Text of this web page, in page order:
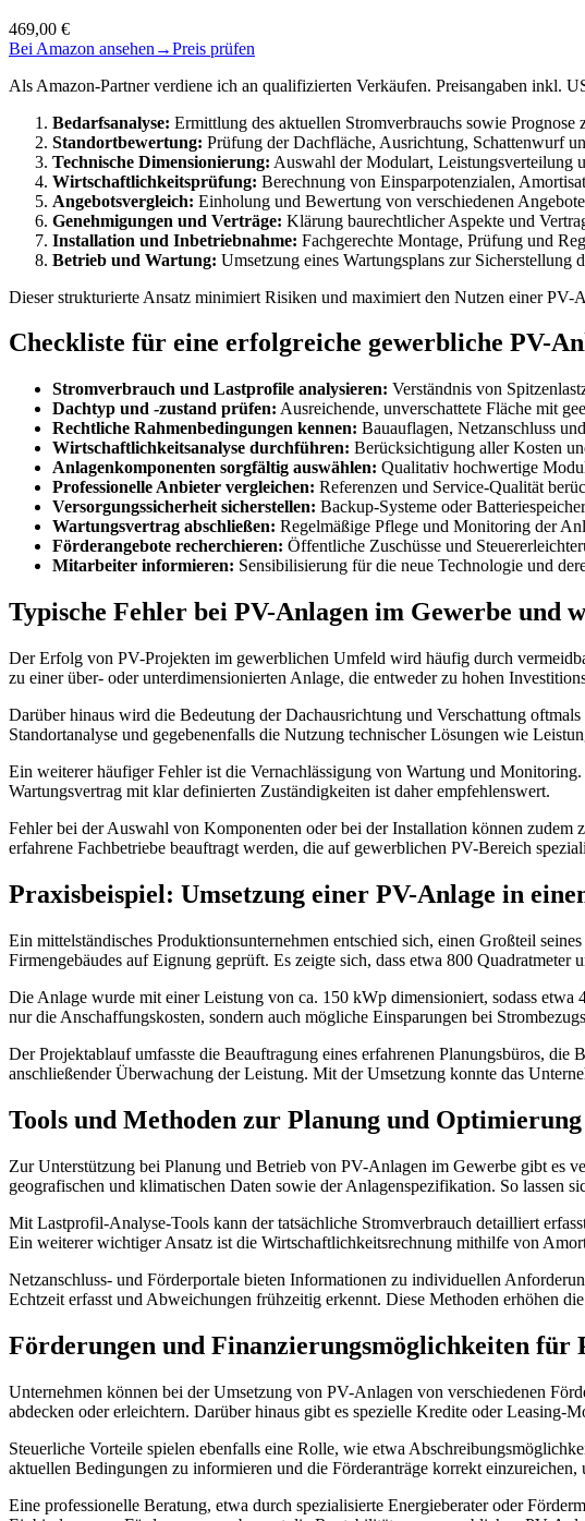
469,00 €
Bei Amazon ansehen →Preis prüfen
Als Amazon-Partner verdiene ich an qualifizierten Verkäufen. Preisangaben inkl.
Bedarfsanalyse: Ermittlung des aktuellen Stromverbrauchs sowie Prognose
Standortbewertung: Prüfung der Dachfläche, Ausrichtung, Schattenwurf
Technische Dimensionierung: Auswahl der Modulart, Leistungsverteilung
Wirtschaftlichkeitsprüfung: Berechnung von Einsparpotenzialen,
Angebotsvergleich: Einholung und Bewertung von verschiedenen
Genehmigungen und Verträge: Klärung baurechtlicher Aspekte und
Installation und Inbetriebnahme: Fachgerechte Montage, Prüfung und
Betrieb und Wartung: Umsetzung eines Wartungsplans zur Sicherstellung
Dieser strukturierte Ansatz minimiert Risiken und maximiert den Nutzen einer
Checkliste für eine erfolgreiche gewerbliche PV-
Stromverbrauch und Lastprofile analysieren: Verständnis von
Dachtyp und -zustand prüfen: Ausreichende, unverschattete Fläche mit
Rechtliche Rahmenbedingungen kennen: Bauauflagen, Netzanschluss
Wirtschaftlichkeitsanalyse durchführen: Berücksichtigung aller Kosten
Anlagenkomponenten sorgfältig auswählen: Qualitativ hochwertige
Professionelle Anbieter vergleichen: Referenzen und Service-Qualität
Versorgungssicherheit sicherstellen: Backup-Systeme oder
Wartungsvertrag abschließen: Regelmäßige Pflege und Monitoring der
Förderangebote recherchieren: Öffentliche Zuschüsse und
Mitarbeiter informieren: Sensibilisierung für die neue Technologie und
Typische Fehler bei PV-Anlagen im Gewerbe und
Der Erfolg von PV-Projekten im gewerblichen Umfeld wird häufig durch
zu einer über- oder unterdimensionierten Anlage, die entweder zu hohen
Darüber hinaus wird die Bedeutung der Dachausrichtung und Verschattung
Standortanalyse und gegebenenfalls die Nutzung technischer Lösungen wie
Ein weiterer häufiger Fehler ist die Vernachlässigung von Wartung und
Wartungsvertrag mit klar definierten Zuständigkeiten ist daher empfehlenswert.
Fehler bei der Auswahl von Komponenten oder bei der Installation können
erfahrene Fachbetriebe beauftragt werden, die auf gewerblichen PV-Bereich
Praxisbeispiel: Umsetzung einer PV-Anlage in
Ein mittelständisches Produktionsunternehmen entschied sich, einen Großteil
Firmengebäudes auf Eignung geprüft. Es zeigte sich, dass etwa 800
Die Anlage wurde mit einer Leistung von ca. 150 kWp dimensioniert, sodass
nur die Anschaffungskosten, sondern auch mögliche Einsparungen bei
Der Projektablauf umfasste die Beauftragung eines erfahrenen Planungsbüros,
anschließender Überwachung der Leistung. Mit der Umsetzung konnte das
Tools und Methoden zur Planung und
Zur Unterstützung bei Planung und Betrieb von PV-Anlagen im Gewerbe gibt es
geografischen und klimatischen Daten sowie der Anlagenspezifikation. So lassen
Mit Lastprofil-Analyse-Tools kann der tatsächliche Stromverbrauch detailliert
Ein weiterer wichtiger Ansatz ist die Wirtschaftlichkeitsrechnung mithilfe von
Netzanschluss- und Förderportale bieten Informationen zu individuellen
Echtzeit erfasst und Abweichungen frühzeitig erkennt. Diese Methoden erhöhen
Förderungen und Finanzierungsmöglichkeiten für
Unternehmen können bei der Umsetzung von PV-Anlagen von verschiedenen
abdecken oder erleichtern. Darüber hinaus gibt es spezielle Kredite oder Leasing-
Steuerliche Vorteile spielen ebenfalls eine Rolle, wie etwa
aktuellen Bedingungen zu informieren und die Förderanträge korrekt einzureichen,
Eine professionelle Beratung, etwa durch spezialisierte Energieberater oder